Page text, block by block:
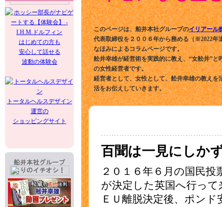
はじめての方も
安心して話せる
波動の体験会
トータルヘルスデザイン
運営の
ショッピングサイト
このページは、船井本社グループのイリアール
代表取締役を２００６年から務める（※2022年
なほみによるコラムページです。
舩井幸雄が経営術を実践的に教え、“女舩井”と
の女性経営者です。
経営者として、女性として、舩井幸雄の教えを
活をお伝えしていきます。
百聞は一見にしか
２０１６年６月の国民
が決定した英国へ行って
ＥＵ離脱決定後、ポン